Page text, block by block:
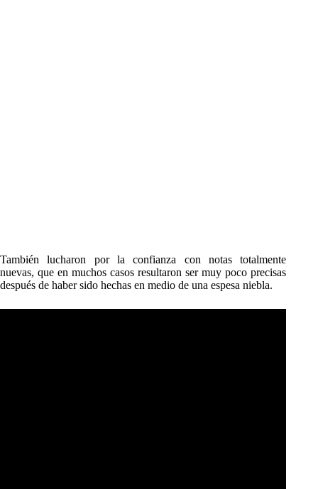
También lucharon por la confianza con notas totalmente
nuevas, que en muchos casos resultaron ser muy poco precisas
después de haber sido hechas en medio de una espesa niebla.